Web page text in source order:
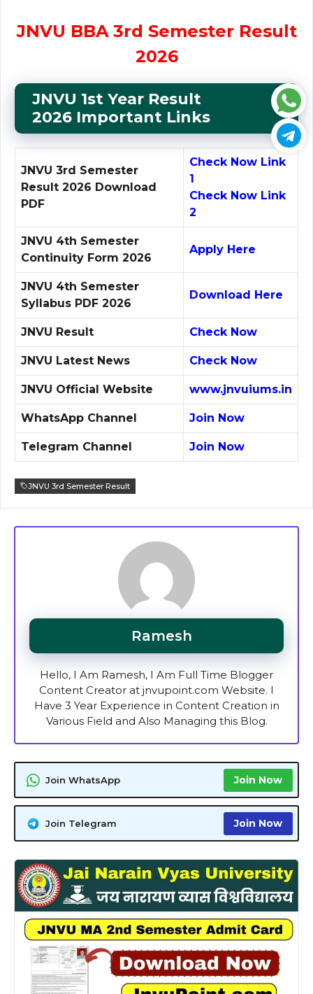
JNVU BBA 3rd Semester Result
2026
JNVU 1st Year Result
2026 Important Links
JNVU 3rd Semester
Result 2026 Download
PDF
Check Now Link
1
Check Now Link
2
JNVU 4th Semester
Continuity Form 2026
Apply Here
JNVU 4th Semester
Syllabus PDF 2026
Download Here
JNVU Result Check Now
JNVU Latest News Check Now
JNVU Official Website www.jnvuiums.in
WhatsApp Channel Join Now
Telegram Channel Join Now
JNVU 3rd Semester Result
Ramesh
Hello, I Am Ramesh, I Am Full Time Blogger
Content Creator at jnvupoint.com Website. I
Have 3 Year Experience in Content Creation in
Various Field and Also Managing this Blog.
Join WhatsApp Join Now
Join Telegram Join Now